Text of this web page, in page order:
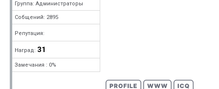
Группа: Администраторы
Собщений: 2895
Репутация:
Наград: 31
Замечания : 0%